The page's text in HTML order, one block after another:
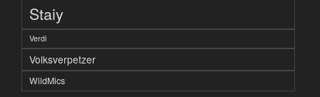
Staiy
Verdi
Volksverpetzer
WildMics